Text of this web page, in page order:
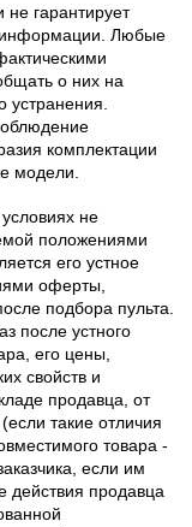
гарантирует
информации. Любые
о них на
устранения.
комплектации
модели.
не
положениями
его устное
оферты,
подбора пульта.
после устного
его цены,
свойств и
продавца, от
такие отличия
товара -
если им
действия продавца